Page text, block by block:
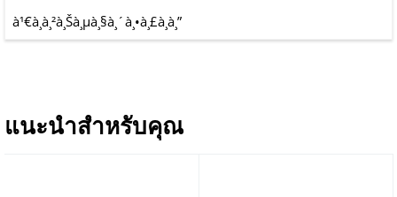
à¹€à¸­à¸²à¸Šà¸µà¸§à¸´à¸•à¸£à¸­à¸”
แนะนำสำหรับคุณ